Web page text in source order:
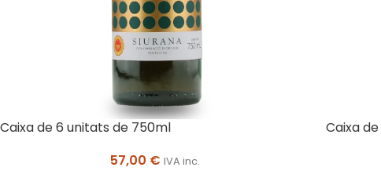
Caixa de 6 unitats de 750ml
57,00 € IVA inc.
Caixa